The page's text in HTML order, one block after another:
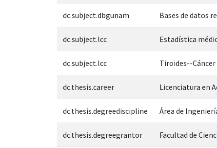
dc.subject.dbgunam Bases de datos
dc.subject.lcc Estadística
dc.subject.lcc Tiroides--Cáncer
dc.thesis.career Licenciatura en
dc.thesis.degreediscipline Área de
dc.thesis.degreegrantor Facultad de